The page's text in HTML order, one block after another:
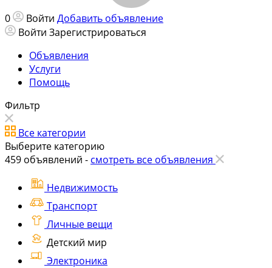
0 Войти Добавить объявление
Войти Зарегистрироваться
Объявления
Услуги
Помощь
Фильтр
Все категории
Выберите категорию
459 объявлений - смотреть все объявления
Недвижимость
Транспорт
Личные вещи
Детский мир
Электроника